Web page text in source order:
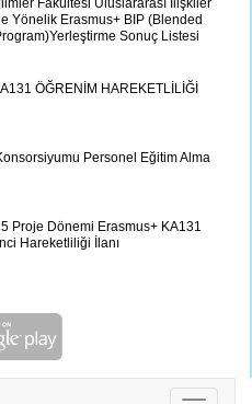
Fakültesi Uluslararası İlişkiler
Yönelik Erasmus+ BIP (Blended
Sonuç Listesi
ÖĞRENİM HAREKETLİLİĞİ
Personel Eğitim Alma
Proje Dönemi Erasmus+ KA131
Hareketliliği İlanı